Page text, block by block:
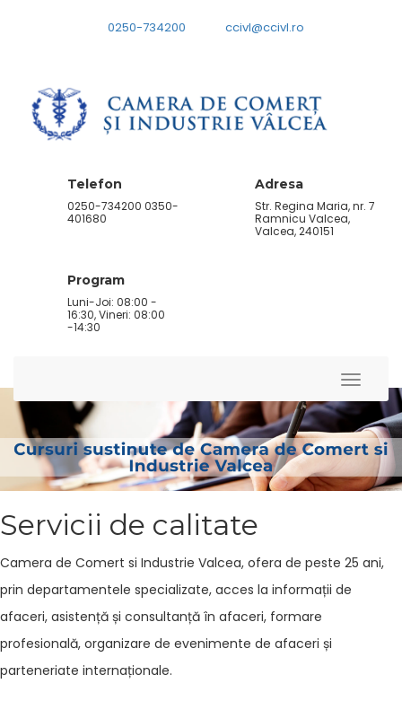
0250-734200 ccivl@ccivl.ro
Telefon
0250-734200 0350-
401680
Adresa
Str. Regina Maria, nr. 7
Ramnicu Valcea,
Valcea, 240151
Program
Luni-Joi: 08:00 -
16:30, Vineri: 08:00
-14:30
Toggle
Servicii de calitate
Camera de Comert si Industrie Valcea, ofera de peste 25 ani,
prin departamentele specializate, acces la informații de
afaceri, asistență și consultanță în afaceri, formare
profesională, organizare de evenimente de afaceri și
parteneriate internaționale.